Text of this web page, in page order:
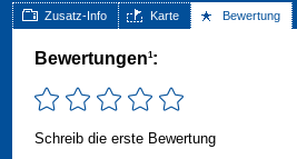
Zusatz-Info Karte Bewertung
Bewertungen1:
Schreib die erste Bewertung